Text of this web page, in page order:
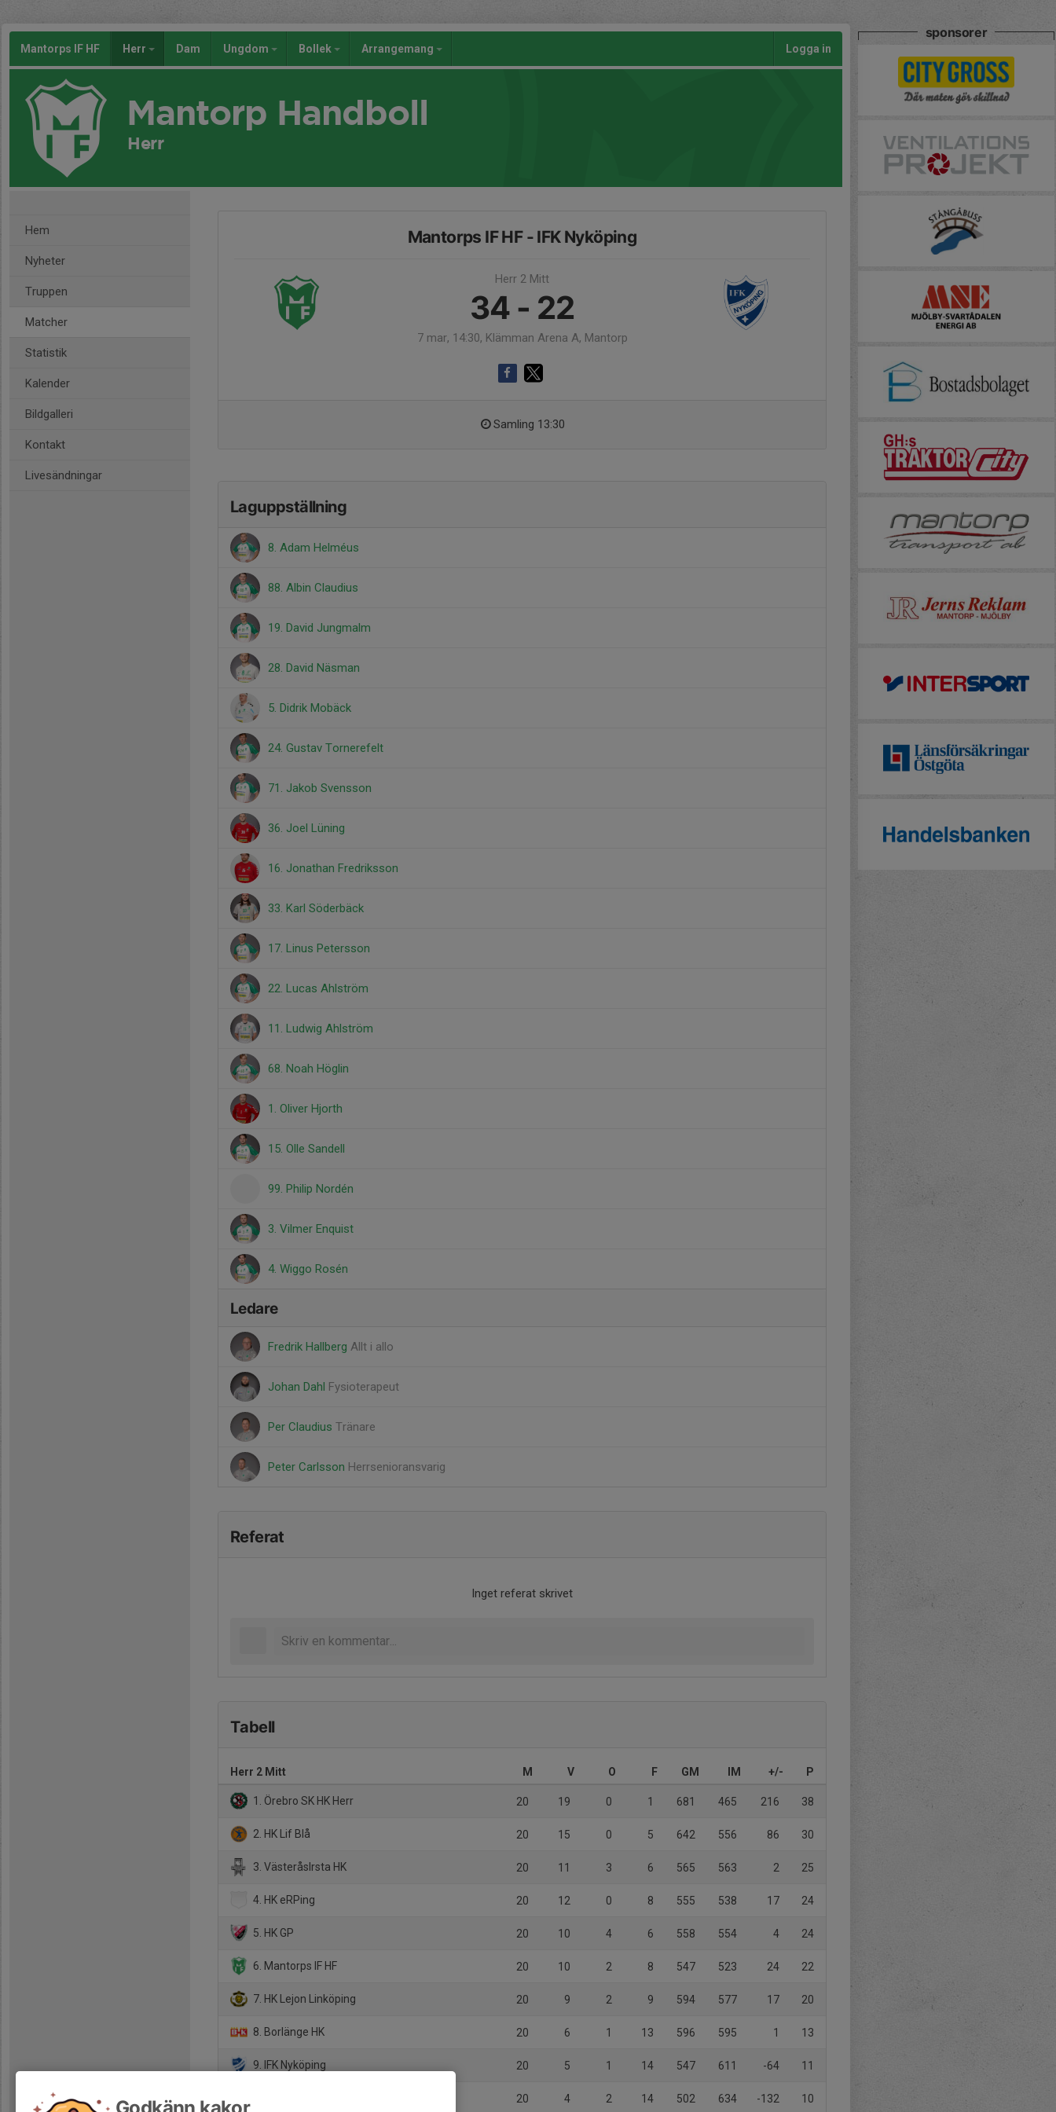
Mantorps IF HF Herr Dam Ungdom Bollek Arrangemang Logga in
Mantorp Handboll
Herr
Hem
Nyheter
Truppen
Matcher
Statistik
Kalender
Bildgalleri
Kontakt
Livesändningar
Mantorps IF HF - IFK Nyköping
Herr 2 Mitt
34 - 22
7 mar, 14:30, Klämman Arena A, Mantorp
Samling 13:30
Laguppställning
8. Adam Helméus
88. Albin Claudius
19. David Jungmalm
28. David Näsman
5. Didrik Mobäck
24. Gustav Tornerefelt
71. Jakob Svensson
36. Joel Lüning
16. Jonathan Fredriksson
33. Karl Söderbäck
17. Linus Petersson
22. Lucas Ahlström
11. Ludwig Ahlström
68. Noah Höglin
1. Oliver Hjorth
15. Olle Sandell
99. Philip Nordén
3. Vilmer Enquist
4. Wiggo Rosén
Ledare
Fredrik Hallberg Allt i allo
Johan Dahl Fysioterapeut
Per Claudius Tränare
Peter Carlsson Herrsenioransvarig
Referat
Inget referat skrivet
Tabell
Herr 2 Mitt M V O F GM IM +/- P
1. Örebro SK HK Herr 20 19 0 1 681 465 216 38
2. HK Lif Blå 20 15 0 5 642 556 86 30
3. VästeråsIrsta HK 20 11 3 6 565 563 2 25
4. HK eRPing 20 12 0 8 555 538 17 24
5. HK GP 20 10 4 6 558 554 4 24
6. Mantorps IF HF 20 10 2 8 547 523 24 22
7. HK Lejon Linköping 20 9 2 9 594 577 17 20
8. Borlänge HK 20 6 1 13 596 595 1 13
9. IFK Nyköping 20 5 1 14 547 611 -64 11
20 4 2 14 502 634 -132 10
sponsorer